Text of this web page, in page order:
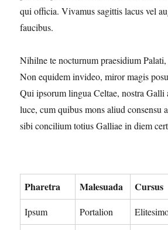
qui officia. Vivamus sagittis lacus vel
faucibus.
Nihilne te nocturnum praesidium
Non equidem invideo, miror magis
Qui ipsorum lingua Celtae, nostra Galli
luce, cum quibus mons aliud consensu
sibi concilium totius Galliae in diem
Pharetra Malesuada Cursus
Ipsum Portalion